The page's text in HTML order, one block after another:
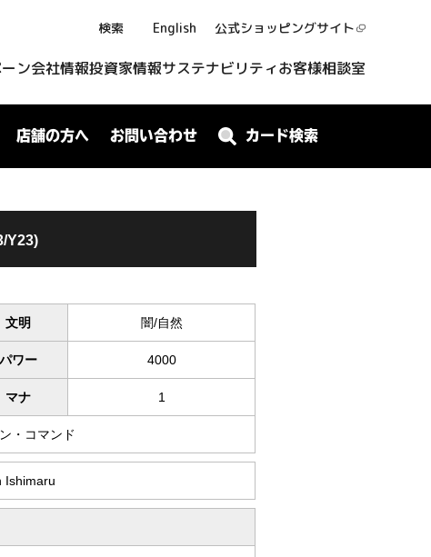
検索 English 公式ショッピングサイト
ン会社情報投資家情報サステナビリティお客様相談室
店舗の方へ お問い合わせ カード検索
Y23)
文明 闇/自然
パワー 4000
マナ 1
・コマンド
Ishimaru